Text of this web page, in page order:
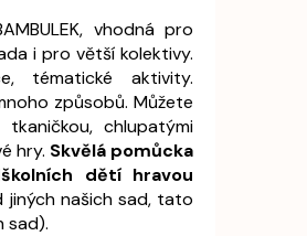
vhodná pro
i pro větší kolektivy.
tématické aktivity.
způsobů. Můžete
chlupatými
hry. Skvělá pomůcka
dětí hravou
jiných našich sad, tato
sad).